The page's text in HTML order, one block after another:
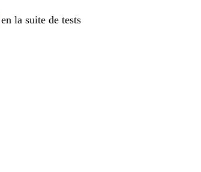
en la suite de tests